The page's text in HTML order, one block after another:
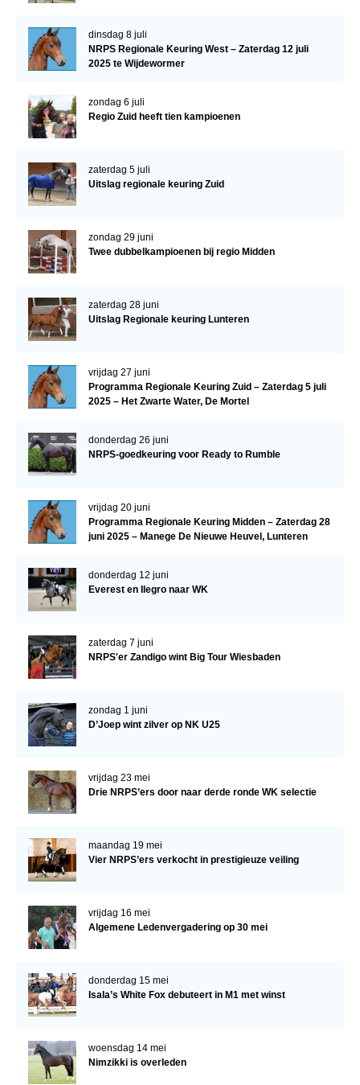
dinsdag 8 juli
NRPS Regionale Keuring West – Zaterdag 12 juli
2025 te Wijdewormer
zondag 6 juli
Regio Zuid heeft tien kampioenen
zaterdag 5 juli
Uitslag regionale keuring Zuid
zondag 29 juni
Twee dubbelkampioenen bij regio Midden
zaterdag 28 juni
Uitslag Regionale keuring Lunteren
vrijdag 27 juni
Programma Regionale Keuring Zuid – Zaterdag 5 juli
2025 – Het Zwarte Water, De Mortel
donderdag 26 juni
NRPS-goedkeuring voor Ready to Rumble
vrijdag 20 juni
Programma Regionale Keuring Midden – Zaterdag 28
juni 2025 – Manege De Nieuwe Heuvel, Lunteren
donderdag 12 juni
Everest en Ilegro naar WK
zaterdag 7 juni
NRPS'er Zandigo wint Big Tour Wiesbaden
zondag 1 juni
D’Joep wint zilver op NK U25
vrijdag 23 mei
Drie NRPS’ers door naar derde ronde WK selectie
maandag 19 mei
Vier NRPS’ers verkocht in prestigieuze veiling
vrijdag 16 mei
Algemene Ledenvergadering op 30 mei
donderdag 15 mei
Isala’s White Fox debuteert in M1 met winst
woensdag 14 mei
Nimzikki is overleden